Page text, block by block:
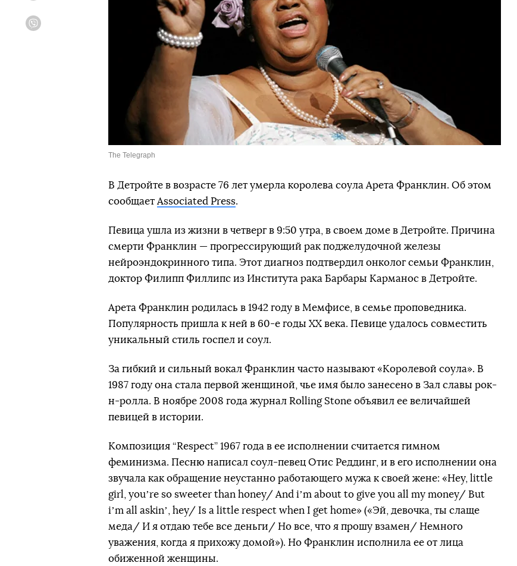
The Telegraph
В Детройте в возрасте 76 лет умерла королева соула Арета Франклин. Об этом
сообщает Associated Press.
Певица ушла из жизни в четверг в 9:50 утра, в своем доме в Детройте. Причина
смерти Франклин — прогрессирующий рак поджелудочной железы
нейроэндокринного типа. Этот диагноз подтвердил онколог семьи Франклин,
доктор Филипп Филлипс из Института рака Барбары Карманос в Детройте.
Арета Франклин родилась в 1942 году в Мемфисе, в семье проповедника.
Популярность пришла к ней в 60-е годы ХХ века. Певице удалось совместить
уникальный стиль госпел и соул.
За гибкий и сильный вокал Франклин часто называют «Королевой соула». В
1987 году она стала первой женщиной, чье имя было занесено в Зал славы рок-
н-ролла. В ноябре 2008 года журнал Rolling Stone объявил ее величайшей
певицей в истории.
Композиция “Respect” 1967 года в ее исполнении считается гимном
феминизма. Песню написал соул-певец Отис Реддинг, и в его исполнении она
звучала как обращение неустанно работающего мужа к своей жене: «Hey, little
girl, youʼre so sweeter than honey/ And iʼm about to give you all my money/ But
iʼm all askinʼ, hey/ Is a little respect when I get home» («Эй, девочка, ты слаще
меда/ И я отдаю тебе все деньги/ Но все, что я прошу взамен/ Немного
уважения, когда я прихожу домой»). Но Франклин исполнила ее от лица
обиженной женщины.